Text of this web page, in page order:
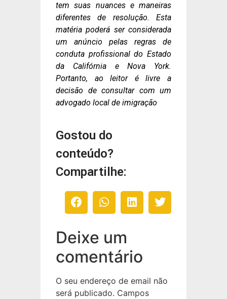
tem suas nuances e maneiras
diferentes de resolução. Esta
matéria poderá ser considerada
um anúncio pelas regras de
conduta profissional do Estado
da Califórnia e Nova York.
Portanto, ao leitor é livre a
decisão de consultar com um
advogado local de imigração
Gostou do
conteúdo?
Compartilhe:
Deixe um
comentário
O seu endereço de email não
será publicado. Campos